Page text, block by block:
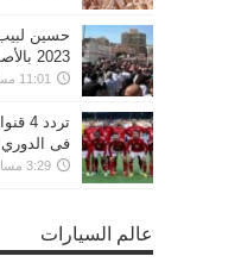
حسين لبيب
2023 بالأصوات
11:01 مساءً ,20-10-2023
فى الدوري
3:29 مساءً ,20-10-2023
عالم السيارات